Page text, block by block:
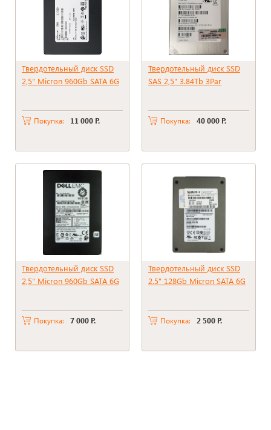
Твердотельный диск SSD
2,5" Micron 960Gb SATA 6G
Покупка: 11 000 Р.
Твердотельный диск SSD
SAS 2,5" 3.84Tb 3Par
Покупка: 40 000 Р.
Твердотельный диск SSD
2,5" Micron 960Gb SATA 6G
Покупка: 7 000 Р.
Твердотельный диск SSD
2.5" 128Gb Micron SATA 6G
Покупка: 2 500 Р.